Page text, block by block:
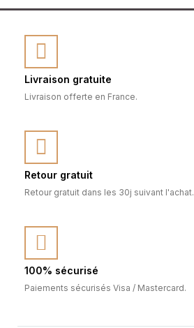
Livraison gratuite
Livraison offerte en France.
Retour gratuit
Retour gratuit dans les 30j suivant l'achat.
100% sécurisé
Paiements sécurisés Visa / Mastercard.